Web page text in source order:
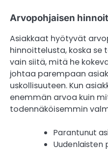
Arvopohjaisen
Asiakkaat hyötyvät
hinnoittelusta, koska se
vain siitä, mitä he
johtaa parempaan
uskollisuuteen. Kun
enemmän arvoa kuin
todennäköisemmin
Parantunut
Uudenlaisten